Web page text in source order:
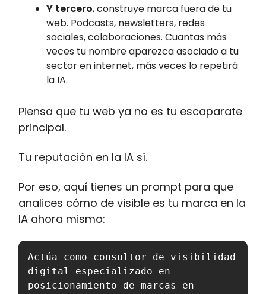
Y tercero, construye marca fuera de tu
web. Podcasts, newsletters, redes
sociales, colaboraciones. Cuantas más
veces tu nombre aparezca asociado a tu
sector en internet, más veces lo repetirá
la IA.
Piensa que tu web ya no es tu escaparate
principal.
Tu reputación en la IA sí.
Por eso, aquí tienes un prompt para que
analices cómo de visible es tu marca en la
IA ahora mismo:
Actúa como consultor de visibilidad
digital especializado en
posicionamiento de marcas en